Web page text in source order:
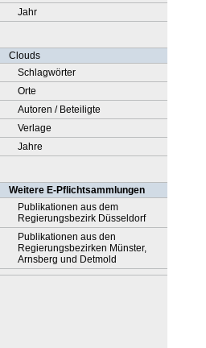
Jahr
Clouds
Schlagwörter
Orte
Autoren / Beteiligte
Verlage
Jahre
Weitere E-Pflichtsammlungen
Publikationen aus dem
Regierungsbezirk Düsseldorf
Publikationen aus den
Regierungsbezirken Münster,
Arnsberg und Detmold